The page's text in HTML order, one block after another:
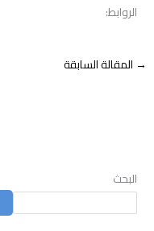
الروابط:
→ المقالة السابقة
البحث